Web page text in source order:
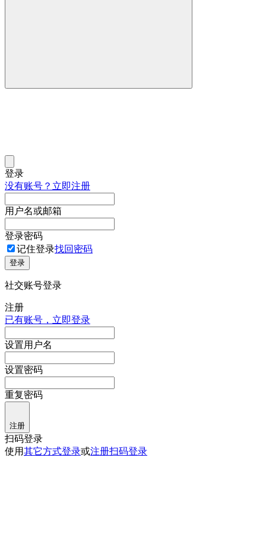
登录
没有账号？立即注册
用户名或邮箱
登录密码
记住登录找回密码
登录
社交账号登录
注册
已有账号，立即登录
设置用户名
设置密码
重复密码
注册
扫码登录
使用其它方式登录或注册扫码登录